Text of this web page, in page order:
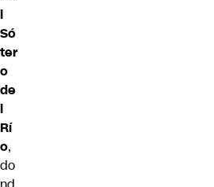
l
Só
ter
o
de
l
Rí
o,
do